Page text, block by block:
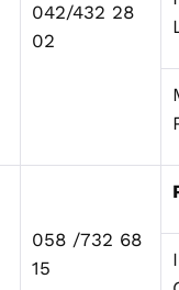
042/432 28
02
058 /732 68
15